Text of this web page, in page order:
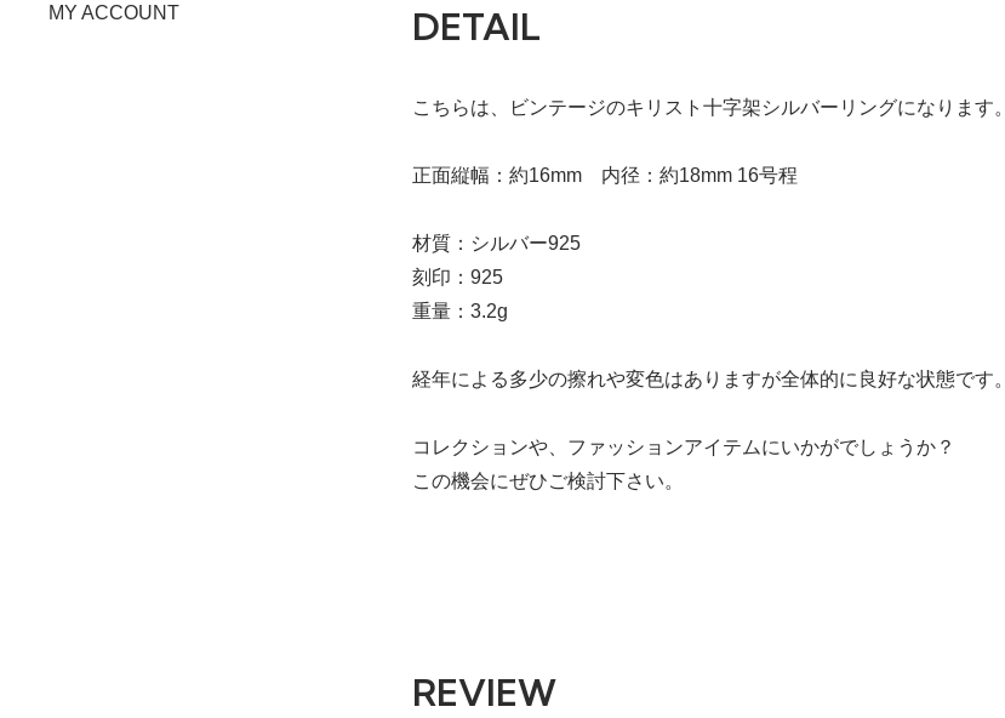
MY ACCOUNT DETAIL
こちらは、ビンテージのキリスト十字架シルバーリングになります。
正面縦幅：約16mm 内径：約18mm 16号程
材質：シルバー925
刻印：925
重量：3.2g
経年による多少の擦れや変色はありますが全体的に良好な状態です。
コレクションや、ファッションアイテムにいかがでしょうか？
この機会にぜひご検討下さい。
REVIEW